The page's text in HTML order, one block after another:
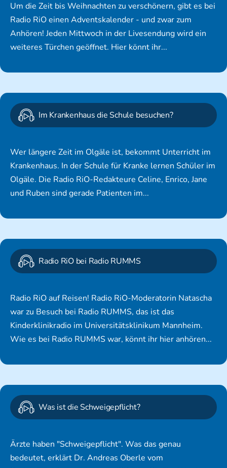
Um die Zeit bis Weihnachten zu verschönern, gibt es bei
Radio RiO einen Adventskalender - und zwar zum
Anhören! Jeden Mittwoch in der Livesendung wird ein
weiteres Türchen geöffnet. Hier könnt ihr...
Im Krankenhaus die Schule besuchen?
Wer längere Zeit im Olgäle ist, bekommt Unterricht im
Krankenhaus. In der Schule für Kranke lernen Schüler im
Olgäle. Die Radio RiO-Redakteure Celine, Enrico, Jane
und Ruben sind gerade Patienten im...
Radio RiO bei Radio RUMMS
Radio RiO auf Reisen! Radio RiO-Moderatorin Natascha
war zu Besuch bei Radio RUMMS, das ist das
Kinderklinikradio im Universitätsklinikum Mannheim.
Wie es bei Radio RUMMS war, könnt ihr hier anhören...
Was ist die Schweigepflicht?
Ärzte haben "Schweigepflicht". Was das genau
bedeutet, erklärt Dr. Andreas Oberle vom